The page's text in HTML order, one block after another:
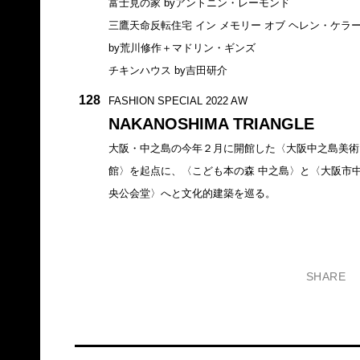
富士見の家 byアントニン・レーモンド
三鷹天命反転住宅 イン メモリー オブ ヘレン・ケラ
by荒川修作＋マドリン・ギンズ
チキンハウス by吉田研介
128 FASHION SPECIAL 2022 AW
NAKANOSHIMA TRIANGLE
大阪・中之島の今年２月に開館した〈大阪中之島美術
館〉を起点に、〈こども本の森 中之島〉と〈大阪市
央公会堂〉へと文化的建築を巡る。
SHARE